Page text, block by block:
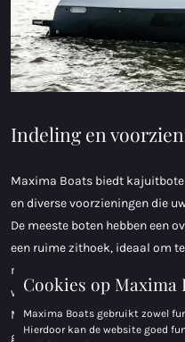
Indeling en
Maxima Boats biedt
en diverse voorzieningen die
De meeste boten hebben een
een ruime zithoek, ideaal om
met medepassagiers. Vaak
worden tot extra slaapruimte
Maxima Boats biedt alle
genieten van uw tijd op het
Cookies op Maxima
Maxima Boats gebruikt zowel
Hierdoor kan de website goed